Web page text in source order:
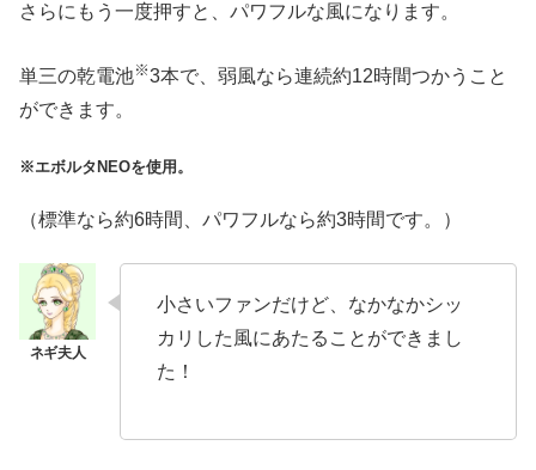
さらにもう一度押すと、パワフルな風になります。
単三の乾電池※3本で、弱風なら連続約12時間つかうこと
ができます。
※エボルタNEOを使用。
（標準なら約6時間、パワフルなら約3時間です。）
小さいファンだけど、なかなかシッ
カリした風にあたることができまし
た！